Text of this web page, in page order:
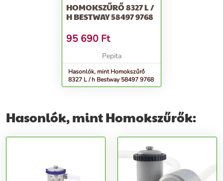
HOMOKSZŰRŐ 8327 L /
H BESTWAY 58497 9768
95 690 Ft
Pepita
Hasonlók, mint Homokszűrő
8327 L / h Bestway 58497 9768
Hasonlók, mint Homokszűrők: